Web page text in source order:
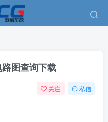
图查询下载
关注 私信